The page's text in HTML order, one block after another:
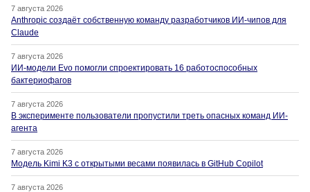
7 августа 2026
Anthropic создаёт собственную команду разработчиков ИИ-чипов для
Claude
7 августа 2026
ИИ-модели Evo помогли спроектировать 16 работоспособных
бактериофагов
7 августа 2026
В эксперименте пользователи пропустили треть опасных команд ИИ-
агента
7 августа 2026
Модель Kimi K3 с открытыми весами появилась в GitHub Copilot
7 августа 2026